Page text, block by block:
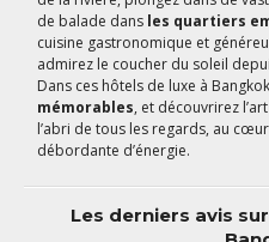
de balade dans les quartiers
cuisine gastronomique et
admirez le coucher du soleil
Dans ces hôtels de luxe à
mémorables, et découvrirez
l’abri de tous les regards, au
débordante d’énergie.
Les derniers avis